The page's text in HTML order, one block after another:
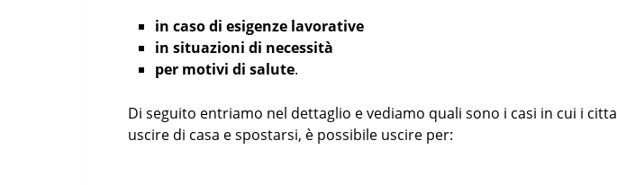
in caso di esigenze lavorative
in situazioni di necessità
per motivi di salute.
Di seguito entriamo nel dettaglio e vediamo quali sono i casi in cui i
uscire di casa e spostarsi, è possibile uscire per: